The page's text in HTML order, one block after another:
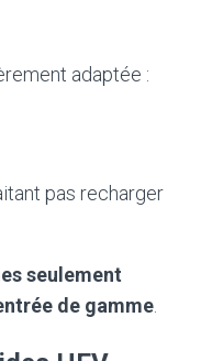
adaptée :
pas recharger
seulement
de gamme